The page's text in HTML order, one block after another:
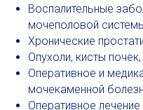
Воспалительные
мочеполовой
Хронические
Опухоли, кисты
Оперативное и
мочекаменной
Оперативное